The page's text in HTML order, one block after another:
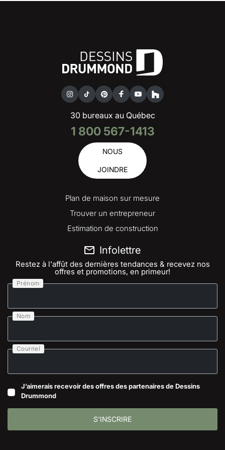
30 bureaux au Québec
1 800 567-1413
NOUS
JOINDRE
Plan de maison sur mesure
Trouver un entrepreneur
Estimation de construction
Infolettre
Restez à l'affût des dernières tendances & recevez nos
offres et promotions, en primeur!
Prénom
Nom
Courriel
J’aimerais recevoir des offres des partenaires de Dessins
Drummond
S'INSCRIRE